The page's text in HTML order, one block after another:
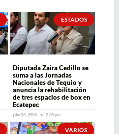
ESTADOS
Diputada Zaira Cedillo se
suma a las Jornadas
Nacionales de Tequio y
anuncia la rehabilitación
de tres espacios de box en
Ecatepec
julio 28, 2026 2:35 pm
VARIOS